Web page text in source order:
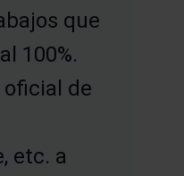
que
100%.
de
etc. a